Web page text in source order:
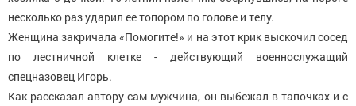
несколько раз ударил ее топором по голове и телу.
Женщина закричала «Помогите!» и на этот крик выскочил сосед
по лестничной клетке - действующий военнослужащий
спецназовец Игорь.
Как рассказал автору сам мужчина, он выбежал в тапочках и с